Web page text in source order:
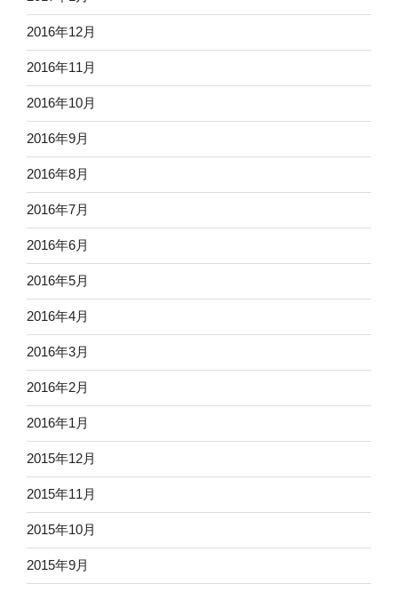
2016年12月
2016年11月
2016年10月
2016年9月
2016年8月
2016年7月
2016年6月
2016年5月
2016年4月
2016年3月
2016年2月
2016年1月
2015年12月
2015年11月
2015年10月
2015年9月